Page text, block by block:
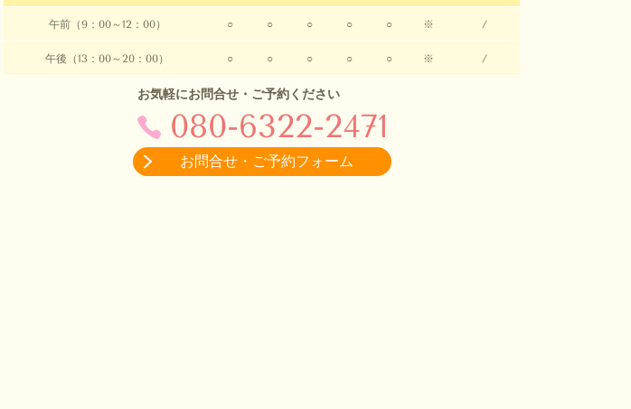
午前（9：00～12：00） ○ ○ ○ ○ ○ ※ /
午後（13：00～20：00） ○ ○ ○ ○ ○ ※ /
お気軽にお問合せ・ご予約ください
080-6322-2471
お問合せ・ご予約フォーム